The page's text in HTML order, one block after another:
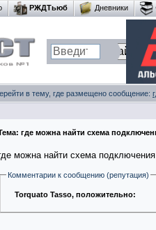
РЖДТьюб Дневники
в тему, где размещено сообщение:
где можна найти схема
можна найти схема подключения
Комментарии к сообщению (репутация)
Torquato Tasso, положительно: